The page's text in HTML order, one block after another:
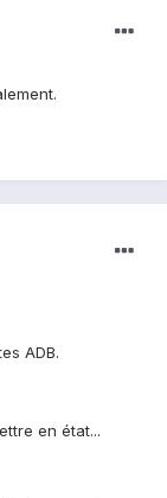
ADB.
en état...